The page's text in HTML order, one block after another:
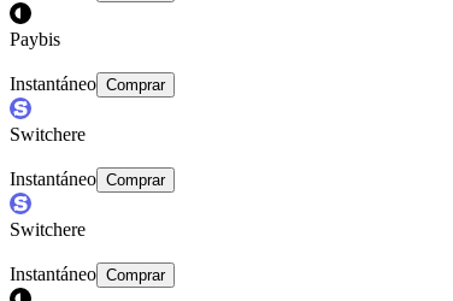
Paybis
Instantáneo Comprar
Switchere
Instantáneo Comprar
Switchere
Instantáneo Comprar